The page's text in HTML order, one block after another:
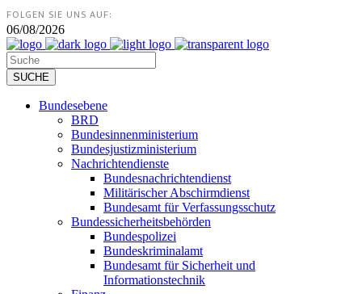
FOLGEN SIE UNS AUF:
06/08/2026
Bundesebene
BRD
Bundesinnenministerium
Bundesjustizministerium
Nachrichtendienste
Bundesnachrichtendienst
Militärischer Abschirmdienst
Bundesamt für Verfassungsschutz
Bundessicherheitsbehörden
Bundespolizei
Bundeskriminalamt
Bundesamt für Sicherheit und
Informationstechnik